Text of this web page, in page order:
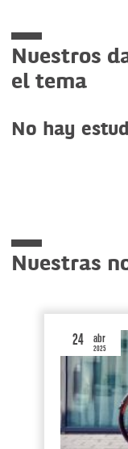
Nuestros
el tema
No hay
Nuestras
24 abr
2025